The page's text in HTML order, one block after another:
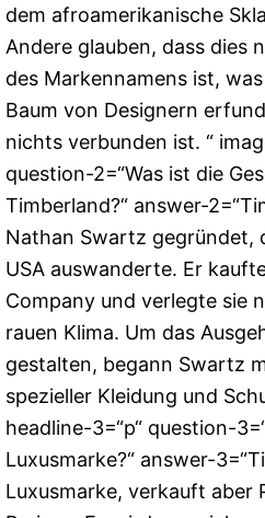
dem afroamerikanische
Andere glauben, dass dies
des Markennamens ist,
Baum von Designern
nichts verbunden ist. “
question-2=“Was ist die
Timberland?“ answer-
Nathan Swartz gegründet,
USA auswanderte. Er
Company und verlegte sie
rauen Klima. Um das
gestalten, begann Swartz
spezieller Kleidung und
headline-3=“p“ question-
Luxusmarke?“ answer-
Luxusmarke, verkauft aber